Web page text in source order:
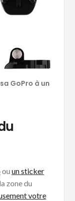
GoPro à un
ou un sticker
zone du
votre